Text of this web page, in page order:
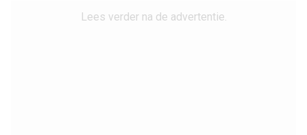
Lees verder na de advertentie.